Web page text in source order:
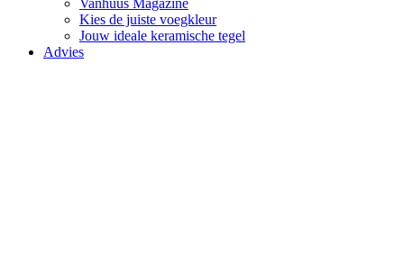
Vanhuus Magazine
Kies de juiste voegkleur
Jouw ideale keramische tegel
Advies